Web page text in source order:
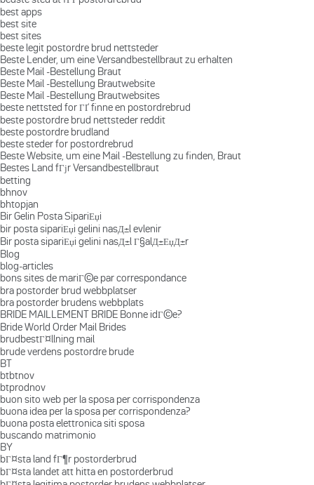
best apps
best site
best sites
beste legit postordre brud nettsteder
Beste Lender, um eine Versandbestellbraut zu erhalten
Beste Mail -Bestellung Braut
Beste Mail -Bestellung Brautwebsite
Beste Mail -Bestellung Brautwebsites
beste nettsted for ГҐ finne en postordrebrud
beste postordre brud nettsteder reddit
beste postordre brudland
beste steder for postordrebrud
Beste Website, um eine Mail -Bestellung zu finden, Braut
Bestes Land fГјr Versandbestellbraut
betting
bhnov
bhtopjan
Bir Gelin Posta SipariЕџi
bir posta sipariЕџi gelini nasД±l evlenir
Bir posta sipariЕџi gelini nasД±l Г§alД±ЕџД±r
Blog
blog-articles
bons sites de mariГ©e par correspondance
bra postorder brud webbplatser
bra postorder brudens webbplats
BRIDE MAILLEMENT BRIDE Bonne idГ©e?
Bride World Order Mail Brides
brudbestГ¤llning mail
brude verdens postordre brude
BT
btbtnov
btprodnov
buon sito web per la sposa per corrispondenza
buona idea per la sposa per corrispondenza?
buona posta elettronica siti sposa
buscando matrimonio
BY
bГ¤sta land fГ¶r postorderbrud
bГ¤sta landet att hitta en postorderbrud